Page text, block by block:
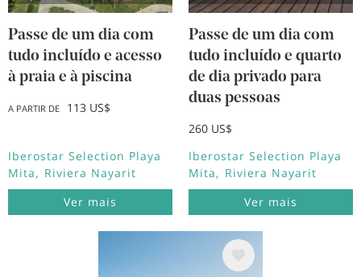
Passe de um dia com
tudo incluído e acesso
à praia e à piscina
A PARTIR DE 113 US$
Iberostar Selection Playa
Mita
Riviera Nayarit
Ver mais
Passe de um dia com
tudo incluído e quarto
de dia privado para
duas pessoas
260 US$
Iberostar Selection Playa
Mita
Riviera Nayarit
Ver mais